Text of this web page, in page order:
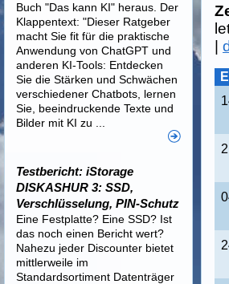
|
Buch "Das kann KI" heraus. Der
Klappentext: "Dieser Ratgeber
macht Sie fit für die praktische
Anwendung von ChatGPT und
anderen KI-Tools: Entdecken
Sie die Stärken und Schwächen
verschiedener Chatbots, lernen
Sie, beeindruckende Texte und
Bilder mit KI zu ...
Testbericht: iStorage
DISKASHUR 3: SSD,
Verschlüsselung, PIN-Schutz
Eine Festplatte? Eine SSD? Ist
das noch einen Bericht wert?
Nahezu jeder Discounter bietet
mittlerweile im
Standardsortiment Datenträger